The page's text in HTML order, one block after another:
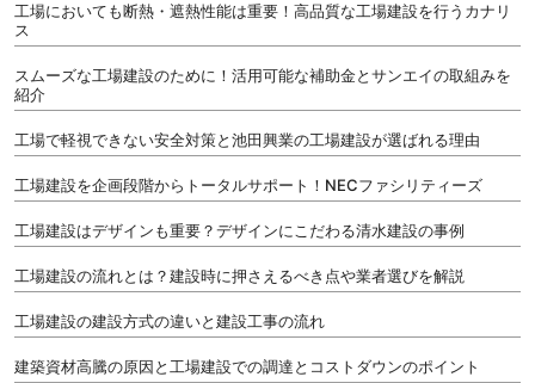
工場においても断熱・遮熱性能は重要！高品質な工場建設を行うカナリ
ス
スムーズな工場建設のために！活用可能な補助金とサンエイの取組みを
紹介
工場で軽視できない安全対策と池田興業の工場建設が選ばれる理由
工場建設を企画段階からトータルサポート！NECファシリティーズ
工場建設はデザインも重要？デザインにこだわる清水建設の事例
工場建設の流れとは？建設時に押さえるべき点や業者選びを解説
工場建設の建設方式の違いと建設工事の流れ
建築資材高騰の原因と工場建設での調達とコストダウンのポイント